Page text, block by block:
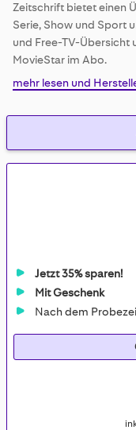
the
beginning
of
the
gallery
Zeitschrift bietet einen
Serie, Show und Sport
und Free-TV-Übersicht
MovieStar im Abo.
mehr lesen und
Jetzt 35% sparen!
Mit Geschenk
Nach dem